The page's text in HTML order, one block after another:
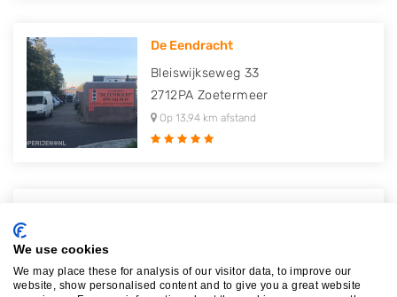
De Eendracht
Bleiswijkseweg 33
2712PA Zoetermeer
Op 13,94 km afstand
Op 14,50 km afstand
We use cookies
We may place these for analysis of our visitor data, to improve our
website, show personalised content and to give you a great website